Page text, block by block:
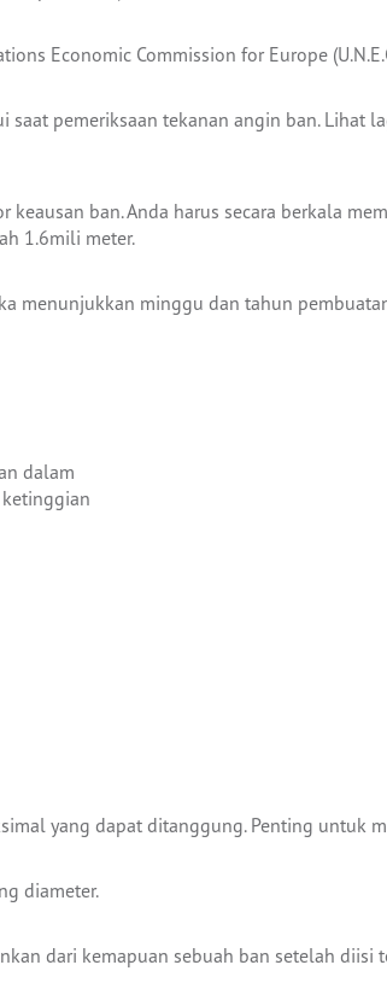
Economic Commission for Europe
pemeriksaan tekanan angin ban. Lihat
keausan ban. Anda harus secara berkala
1.6mili meter.
menunjukkan minggu dan tahun
dalam
ketinggian
yang dapat ditanggung. Penting untuk
diameter.
dari kemapuan sebuah ban setelah diisi